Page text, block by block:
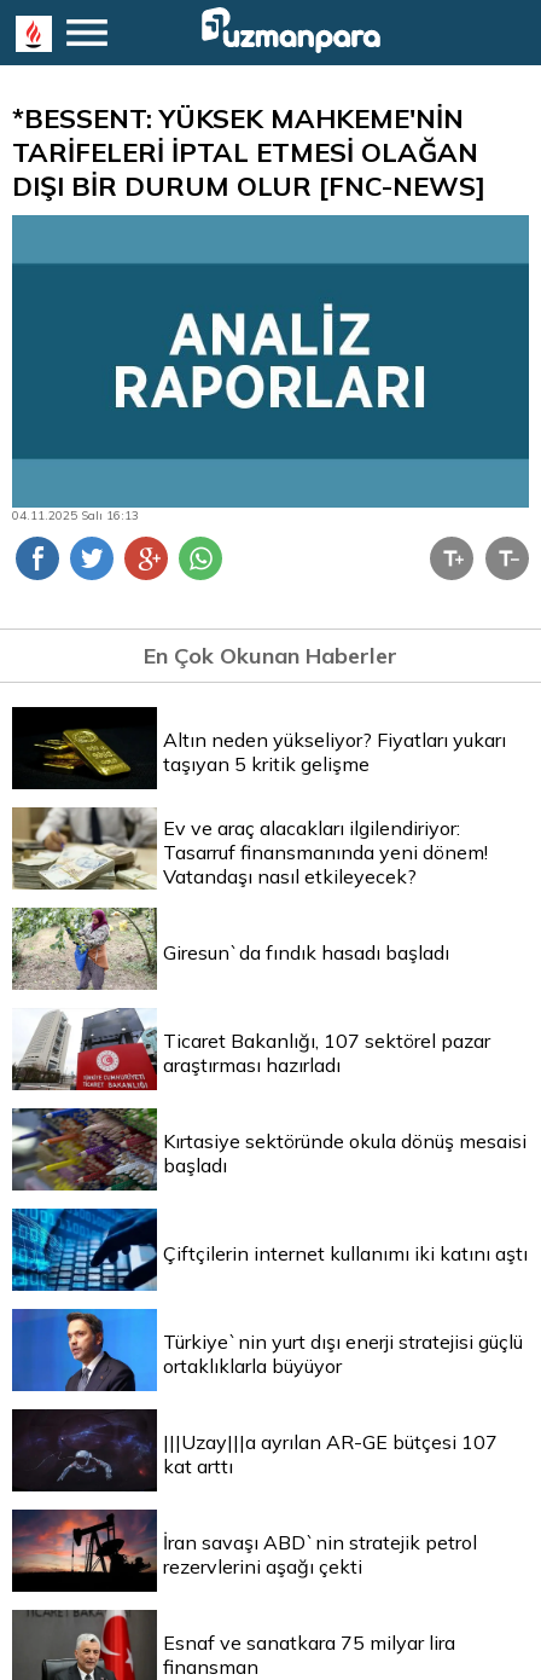
*BESSENT: YÜKSEK MAHKEME'NİN
TARİFELERİ İPTAL ETMESİ OLAĞAN
DIŞI BİR DURUM OLUR [FNC-NEWS]
04.11.2025 Salı 16:13
En Çok Okunan Haberler
Altın neden yükseliyor? Fiyatları yukarı
taşıyan 5 kritik gelişme
Ev ve araç alacakları ilgilendiriyor:
Tasarruf finansmanında yeni dönem!
Vatandaşı nasıl etkileyecek?
Giresun`da fındık hasadı başladı
Ticaret Bakanlığı, 107 sektörel pazar
araştırması hazırladı
Kırtasiye sektöründe okula dönüş mesaisi
başladı
Çiftçilerin internet kullanımı iki katını aştı
Türkiye`nin yurt dışı enerji stratejisi güçlü
ortaklıklarla büyüyor
|||Uzay|||a ayrılan AR-GE bütçesi 107
kat arttı
İran savaşı ABD`nin stratejik petrol
rezervlerini aşağı çekti
Esnaf ve sanatkara 75 milyar lira
finansman